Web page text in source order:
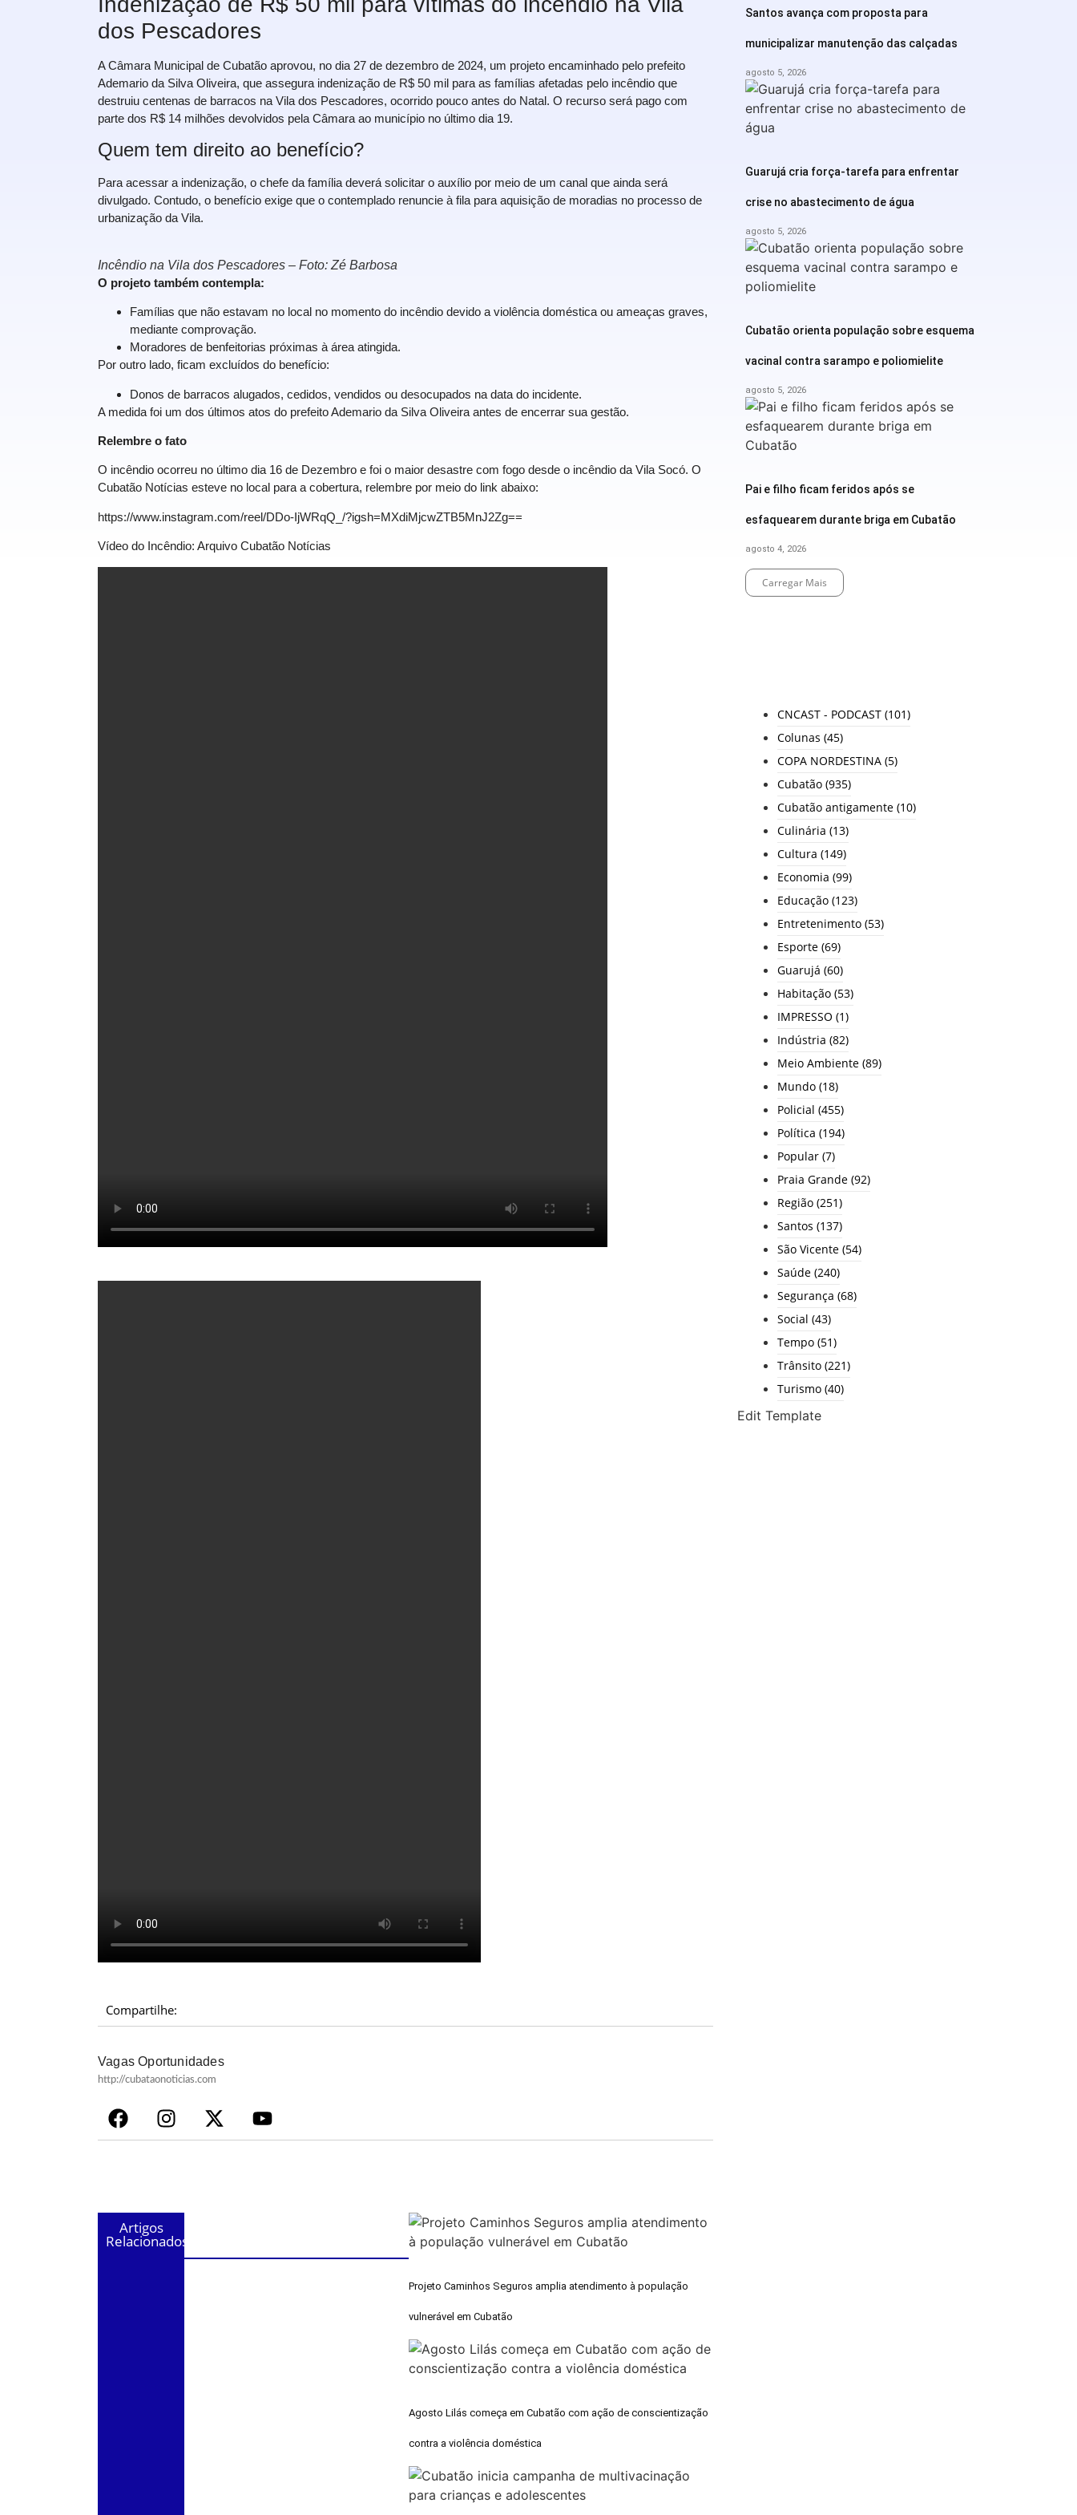
dos Pescadores
A Câmara Municipal de Cubatão aprovou, no dia 27 de dezembro de 2024, um projeto encaminhado pelo prefeito
Ademario da Silva Oliveira, que assegura indenização de R$ 50 mil para as famílias afetadas pelo incêndio que
destruiu centenas de barracos na Vila dos Pescadores, ocorrido pouco antes do Natal. O recurso será pago com
parte dos R$ 14 milhões devolvidos pela Câmara ao município no último dia 19.
Quem tem direito ao benefício?
Para acessar a indenização, o chefe da família deverá solicitar o auxílio por meio de um canal que ainda será
divulgado. Contudo, o benefício exige que o contemplado renuncie à fila para aquisição de moradias no processo de
urbanização da Vila.
Incêndio na Vila dos Pescadores – Foto: Zé Barbosa
O projeto também contempla:
Famílias que não estavam no local no momento do incêndio devido a violência doméstica ou ameaças graves,
mediante comprovação.
Moradores de benfeitorias próximas à área atingida.
Por outro lado, ficam excluídos do benefício:
Donos de barracos alugados, cedidos, vendidos ou desocupados na data do incidente.
A medida foi um dos últimos atos do prefeito Ademario da Silva Oliveira antes de encerrar sua gestão.
Relembre o fato
O incêndio ocorreu no último dia 16 de Dezembro e foi o maior desastre com fogo desde o incêndio da Vila Socó. O
Cubatão Notícias esteve no local para a cobertura, relembre por meio do link abaixo:
https://www.instagram.com/reel/DDo-IjWRqQ_/?igsh=MXdiMjcwZTB5MnJ2Zg==
Vídeo do Incêndio: Arquivo Cubatão Notícias
Compartilhe:
Vagas Oportunidades
http://cubataonoticias.com
Artigos
Relacionados
Projeto Caminhos Seguros amplia atendimento à população
vulnerável em Cubatão
Agosto Lilás começa em Cubatão com ação de conscientização
contra a violência doméstica
Santos avança com proposta para
municipalizar manutenção das calçadas
agosto 5, 2026
Guarujá cria força-tarefa para enfrentar
crise no abastecimento de água
agosto 5, 2026
Cubatão orienta população sobre esquema
vacinal contra sarampo e poliomielite
agosto 5, 2026
Pai e filho ficam feridos após se
esfaquearem durante briga em Cubatão
agosto 4, 2026
Carregar Mais
End of Content.
CNCAST - PODCAST (101)
Colunas (45)
COPA NORDESTINA (5)
Cubatão (935)
Cubatão antigamente (10)
Culinária (13)
Cultura (149)
Economia (99)
Educação (123)
Entretenimento (53)
Esporte (69)
Guarujá (60)
Habitação (53)
IMPRESSO (1)
Indústria (82)
Meio Ambiente (89)
Mundo (18)
Policial (455)
Política (194)
Popular (7)
Praia Grande (92)
Região (251)
Santos (137)
São Vicente (54)
Saúde (240)
Segurança (68)
Social (43)
Tempo (51)
Trânsito (221)
Turismo (40)
Edit Template